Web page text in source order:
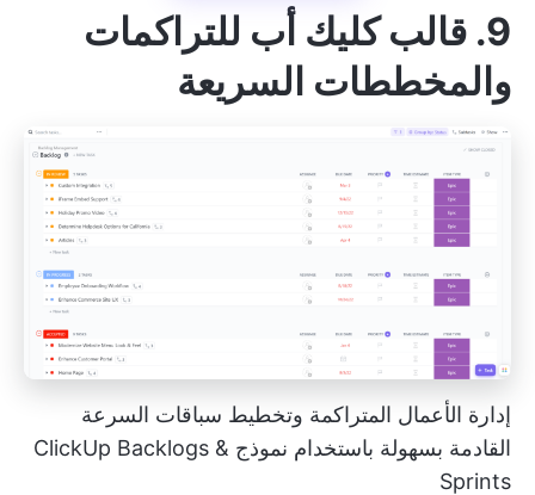
9. قالب كليك أب للتراكمات
والمخططات السريعة
إدارة الأعمال المتراكمة وتخطيط سباقات السرعة
القادمة بسهولة باستخدام نموذج ClickUp Backlogs &
Sprints